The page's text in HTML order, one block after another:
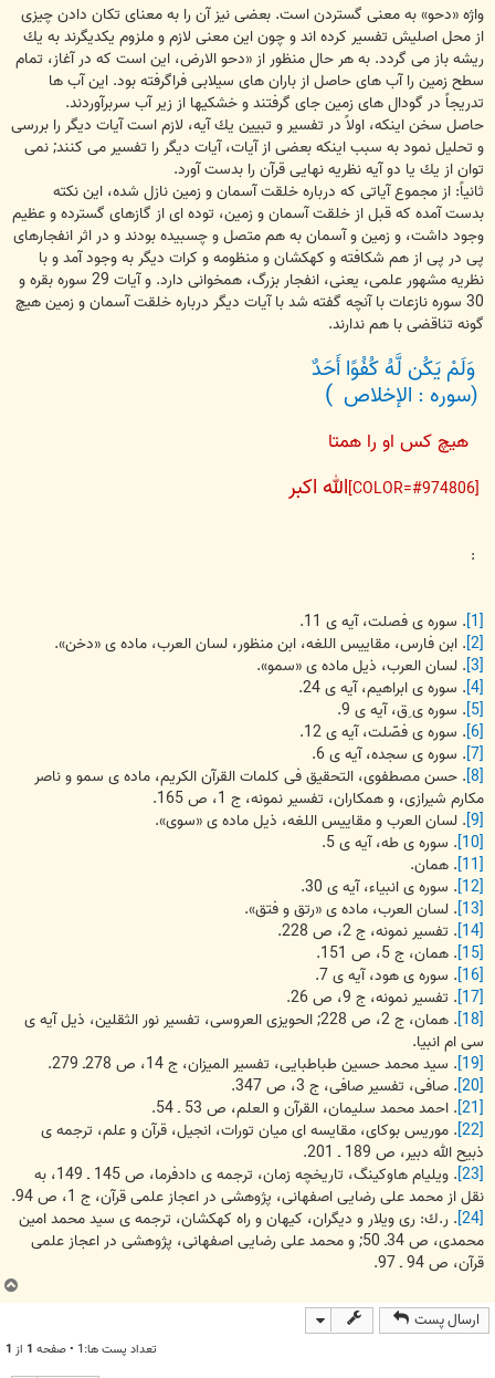
واژه «دحو» به معنی گستردن است. بعضی نیز آن را به معنای تكان دادن چیزی
از محل اصلیش تفسیر كرده اند و چون این معنی لازم و ملزوم یكدیگرند به یك
ریشه باز می گردد. به هر حال منظور از «دحو الارض، این است كه در آغاز، تمام
سطح زمین را آب های حاصل از باران های سیلابی فراگرفته بود. این آب ها
تدریجاً در گودال های زمین جای گرفتند و خشكیها از زیر آب سربرآوردند.
حاصل سخن اینكه، اولاً در تفسیر و تبیین یك آیه، لازم است آیات دیگر را بررسی
و تحلیل نمود به سبب اینكه بعضی از آیات، آیات دیگر را تفسیر می كنند; نمی
توان از یك یا دو آیه نظریه نهایی قرآن را بدست آورد.
ثانیاً: از مجموع آیاتی كه درباره خلقت آسمان و زمین نازل شده، این نكته
بدست آمده كه قبل از خلقت آسمان و زمین، توده ای از گازهای گسترده و عظیم
وجود داشت، و زمین و آسمان به هم متصل و چسبیده بودند و در اثر انفجارهای
پی در پی از هم شكافته و كهكشان و منظومه و كرات دیگر به وجود آمد و با
نظریه مشهور علمی، یعنی، انفجار بزرگ، همخوانی دارد. و آیات 29 سوره بقره و
30 سوره نازعات با آنچه گفته شد با آیات دیگر درباره خلقت آسمان و زمین هیچ
گونه تناقضی با هم ندارند.
وَلَمْ يَكُن لَّهُ كُفُوًا أَحَدٌ
(سوره : الإخلاص )
هيچ كس او را همتا
[COLOR=#974806] الله اکبر
:
[1] . سوره ی فصلت، آیه ی 11.
[2] . ابن فارس، مقاییس اللغه، ابن منظور، لسان العرب، ماده ی «دخن».
[3] . لسان العرب، ذیل ماده ی «سمو».
[4] . سوره ی ابراهیم، آیه ی 24.
[5] . سوره ی ِق، آیه ی 9.
[6] . سوره ی فصّلت، آیه ی 12.
[7] . سوره ی سجده، آیه ی 6.
[8] . حسن مصطفوی، التحقیق فی كلمات القرآن الكریم، ماده ی سمو و ناصر
مكارم شیرازی، و همكاران، تفسیر نمونه، ج 1، ص 165.
[9] . لسان العرب و مقاییس اللغه، ذیل ماده ی «سوی».
[10]
. سوره ی طه، آیه ی 5.
[11]
. همان.
[12]
. سوره ی انبیاء، آیه ی 30.
[13]
. لسان العرب، ماده ی «رتق و فتق».
[14]
. تفسیر نمونه، ج 2، ص 228.
[15]
. همان، ج 5، ص 151.
[16]
. سوره ی هود، آیه ی 7.
[17]
. تفسیر نمونه، ج 9، ص 26.
[18]
. همان، ج 2، ص 228; الحویزی العروسی، تفسیر نور الثقلین، ذیل آیه ی
سی ام انبیا.
[19]
. سید محمد حسین طباطبایی، تفسیر المیزان، ج 14، ص 278ـ 279.
[20]
. صافی، تفسیر صافی، ج 3، ص 347.
[21]
. احمد محمد سلیمان، القرآن و العلم، ص 53 ـ 54.
[22]
. موریس بوكای، مقایسه ای میان تورات، انجیل، قرآن و علم، ترجمه ی
ذبیح الله دبیر، ص 189 ـ 201.
[23]
. ویلیام هاوكینگ، تاریخچه زمان، ترجمه ی دادفرما، ص 145 ـ 149، به
نقل از محمد علی رضایی اصفهانی، پژوهشی در اعجاز علمی قرآن، ج 1، ص 94.
[24]
. ر.ك: ری ویلار و دیگران، كیهان و راه كهكشان، ترجمه ی سید محمد امین
محمدی، ص 34ـ 50; و محمد علی رضایی اصفهانی، پژوهشی در اعجاز علمی
قرآن، ص 94 ـ 97.
ارسال پست
تعداد پست ها:1 • صفحه 1 از 1